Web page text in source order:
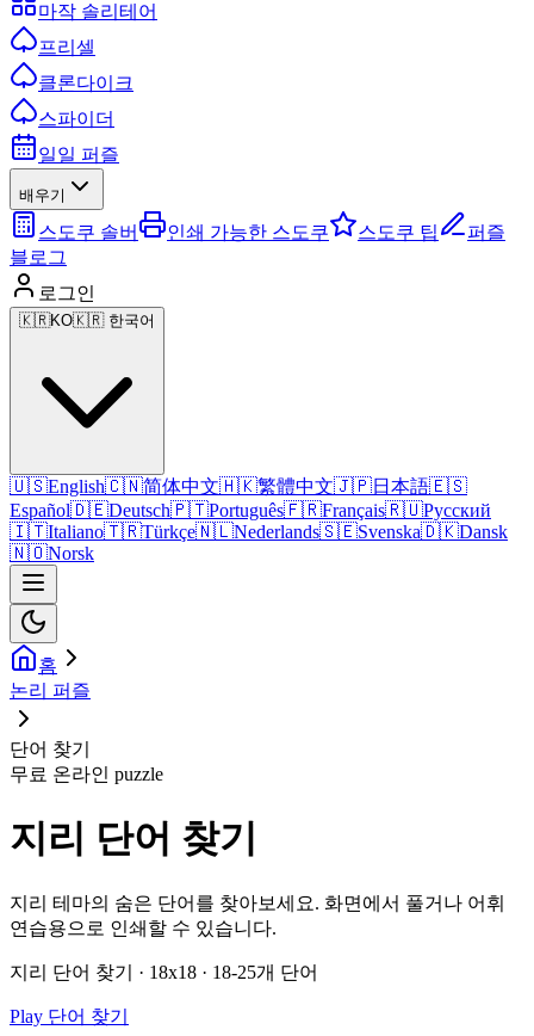
마작 솔리테어
프리셀
클론다이크
스파이더
일일 퍼즐
배우기
스도쿠 솔버 인쇄 가능한 스도쿠 스도쿠 팁
퍼즐
블로그
로그인
🇰🇷KO🇰🇷 한국어
🇺🇸English🇨🇳简体中文🇭🇰繁體中文🇯🇵日本語🇪🇸
Español🇩🇪Deutsch🇵🇹Português🇫🇷Français🇷🇺Русский
🇮🇹Italiano🇹🇷Türkçe🇳🇱Nederlands🇸🇪Svenska🇩🇰Dansk
🇳🇴Norsk
홈
논리 퍼즐
단어 찾기
무료 온라인 puzzle
지리 단어 찾기
지리 테마의 숨은 단어를 찾아보세요. 화면에서 풀거나 어휘
연습용으로 인쇄할 수 있습니다.
지리 단어 찾기 · 18x18 · 18-25개 단어
Play 단어 찾기